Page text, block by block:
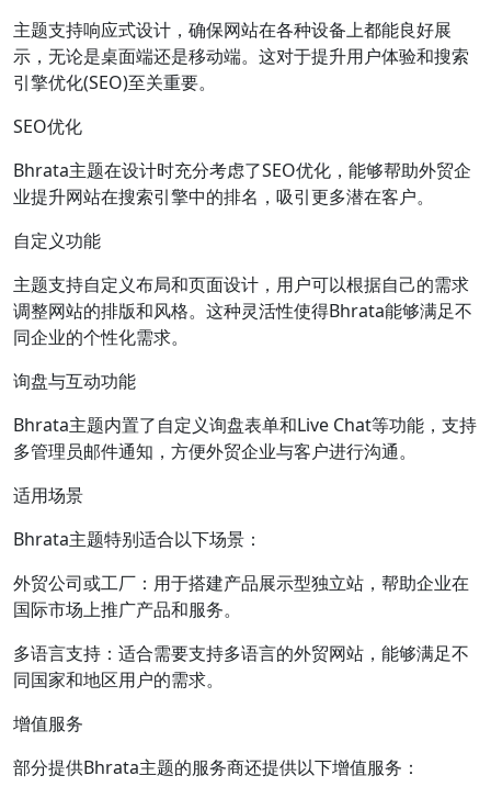
主题支持响应式设计，确保网站在各种设备上都能良好展
示，无论是桌面端还是移动端。这对于提升用户体验和搜索
引擎优化(SEO)至关重要。
SEO优化
Bhrata主题在设计时充分考虑了SEO优化，能够帮助外贸企
业提升网站在搜索引擎中的排名，吸引更多潜在客户。
自定义功能
主题支持自定义布局和页面设计，用户可以根据自己的需求
调整网站的排版和风格。这种灵活性使得Bhrata能够满足不
同企业的个性化需求。
询盘与互动功能
Bhrata主题内置了自定义询盘表单和Live Chat等功能，支持
多管理员邮件通知，方便外贸企业与客户进行沟通。
适用场景
Bhrata主题特别适合以下场景：
外贸公司或工厂：用于搭建产品展示型独立站，帮助企业在
国际市场上推广产品和服务。
多语言支持：适合需要支持多语言的外贸网站，能够满足不
同国家和地区用户的需求。
增值服务
部分提供Bhrata主题的服务商还提供以下增值服务：